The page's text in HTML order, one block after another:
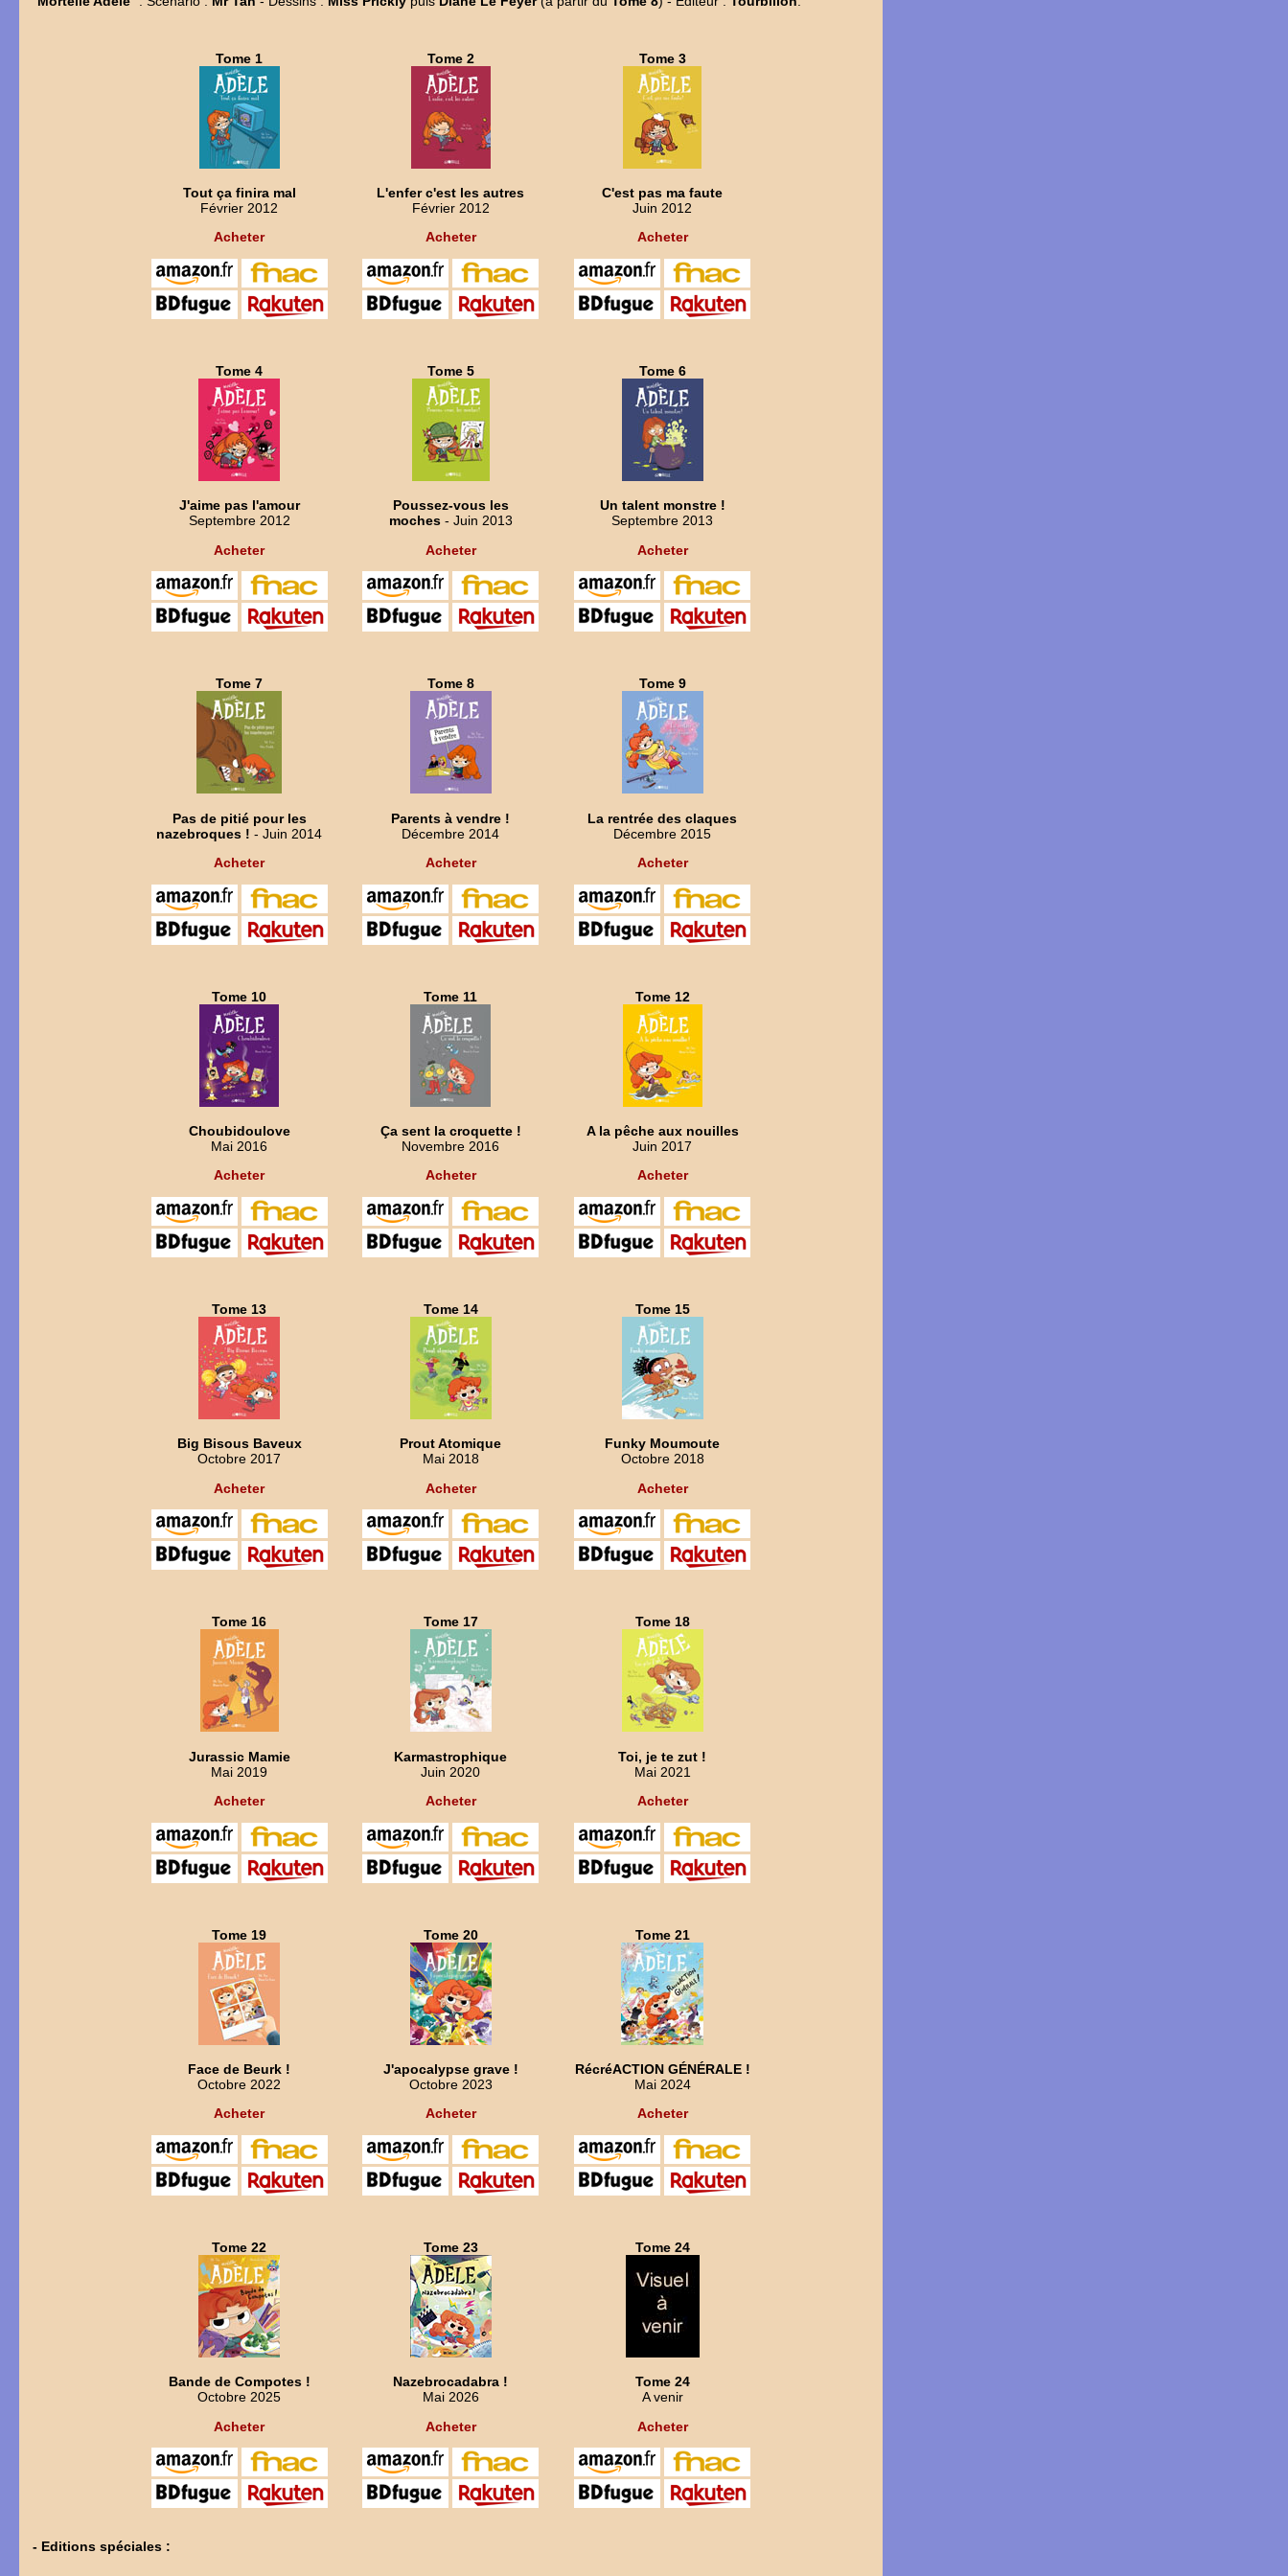
Tome 1
Tout ça finira mal
Février 2012
Acheter
Tome 2
L'enfer c'est les autres
Février 2012
Acheter
Tome 3
C'est pas ma faute
Juin 2012
Acheter
Tome 4
J'aime pas l'amour
Septembre 2012
Acheter
Tome 5
Poussez-vous les
moches- Juin 2013
Acheter
Tome 6
Un talent monstre !
Septembre 2013
Acheter
Tome 7
Pas de pitié pour les
nazebroques ! - Juin 2014
Acheter
Tome 8
Parents à vendre !
Décembre 2014
Acheter
Tome 9
La rentrée des claques
Décembre 2015
Acheter
Tome 10
Choubidoulove
Mai 2016
Acheter
Tome 11
Ça sent la croquette !
Novembre 2016
Acheter
Tome 12
A la pêche aux nouilles
Juin 2017
Acheter
Tome 13
Big Bisous Baveux
Octobre 2017
Acheter
Tome 14
Prout Atomique
Mai 2018
Acheter
Tome 15
Funky Moumoute
Octobre 2018
Acheter
Tome 16
Jurassic Mamie
Mai 2019
Acheter
Tome 17
Karmastrophique
Juin 2020
Acheter
Tome 18
Toi, je te zut !
Mai 2021
Acheter
Tome 19
Face de Beurk !
Octobre 2022
Acheter
Tome 20
J'apocalypse grave !
Octobre 2023
Acheter
Tome 21
RécréACTION GÉNÉRALE !
Mai 2024
Acheter
Tome 22
Bande de Compotes !
Octobre 2025
Acheter
Tome 23
Nazebrocadabra !
Mai 2026
Acheter
Tome 24
Tome 24
A venir
Acheter
- Editions spéciales :